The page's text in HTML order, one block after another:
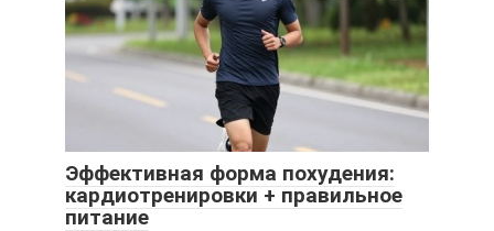
Эффективная форма похудения:
кардиотренировки + правильное
питание